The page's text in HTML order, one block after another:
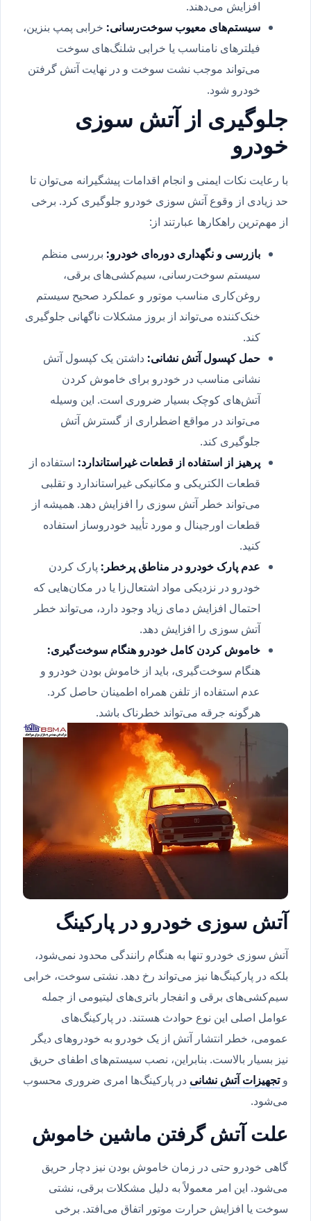
افزایش می‌دهند.
سیستم‌های معیوب سوخت‌رسانی:خرابی پمپ بنزین،
فیلترهای نامناسب یا خرابی شلنگ‌های سوخت
می‌تواند موجب نشت سوخت و در نهایت آتش گرفتن
خودرو شود.
جلوگیری از آتش سوزی
خودرو
با رعایت نکات ایمنی و انجام اقدامات پیشگیرانه می‌توان تا
حد زیادی از وقوع آتش سوزی خودرو جلوگیری کرد. برخی
از مهم‌ترین راهکارها عبارتند از:
بازرسی و نگهداری دوره‌ای خودرو:بررسی منظم
سیستم سوخت‌رسانی، سیم‌کشی‌های برقی،
روغن‌کاری مناسب موتور و عملکرد صحیح سیستم
خنک‌کننده می‌تواند از بروز مشکلات ناگهانی جلوگیری
کند.
حمل کپسول آتش نشانی:داشتن یک کپسول آتش
نشانی مناسب در خودرو برای خاموش کردن
آتش‌های کوچک بسیار ضروری است. این وسیله
می‌تواند در مواقع اضطراری از گسترش آتش
جلوگیری کند.
پرهیز از استفاده از قطعات غیراستاندارد:استفاده از
قطعات الکتریکی و مکانیکی غیراستاندارد و تقلبی
می‌تواند خطر آتش سوزی را افزایش دهد. همیشه از
قطعات اورجینال و مورد تأیید خودروساز استفاده
کنید.
عدم پارک خودرو در مناطق پرخطر :پارک کردن
خودرو در نزدیکی مواد اشتعال‌زا یا در مکان‌هایی که
احتمال افزایش دمای زیاد وجود دارد، می‌تواند خطر
آتش سوزی را افزایش دهد.
خاموش کردن کامل خودرو هنگام سوخت‌گیری:
هنگام سوخت‌گیری، باید از خاموش بودن خودرو و
عدم استفاده از تلفن همراه اطمینان حاصل کرد.
هرگونه جرقه می‌تواند خطرناک باشد.
آتش سوزی خودرو در پارکینگ
آتش سوزی خودرو تنها به هنگام رانندگی محدود نمی‌شود،
بلکه در پارکینگ‌ها نیز می‌تواند رخ دهد. نشتی سوخت، خرابی
سیم‌کشی‌های برقی و انفجار باتری‌های لیتیومی از جمله
عوامل اصلی این نوع حوادث هستند. در پارکینگ‌های
عمومی، خطر انتشار آتش از یک خودرو به خودروهای دیگر
نیز بسیار بالاست. بنابراین، نصب سیستم‌های اطفای حریق
وتجهیزات آتش نشانیدر پارکینگ‌ها امری ضروری محسوب
می‌شود.
علت آتش گرفتن ماشین خاموش
گاهی خودرو حتی در زمان خاموش بودن نیز دچار حریق
می‌شود. این امر معمولاً به دلیل مشکلات برقی، نشتی
سوخت یا افزایش حرارت موتور اتفاق می‌افتد. برخی